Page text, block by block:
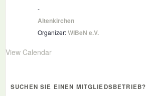
-
Altenkirchen
Organizer:WIBeN e.V.
View Calendar
SUCHEN SIE EINEN MITGLIEDSBETRIEB?